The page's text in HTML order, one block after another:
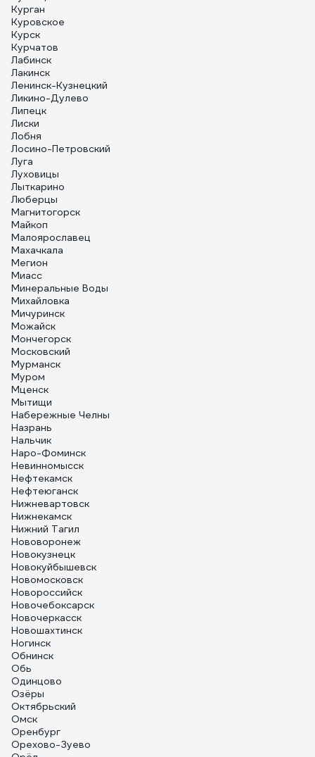
Курган
Куровское
Курск
Курчатов
Лабинск
Лакинск
Ленинск-Кузнецкий
Ликино-Дулево
Липецк
Лиски
Лобня
Лосино-Петровский
Луга
Луховицы
Лыткарино
Люберцы
Магнитогорск
Майкоп
Малоярославец
Махачкала
Мегион
Миасс
Минеральные Воды
Михайловка
Мичуринск
Можайск
Мончегорск
Московский
Мурманск
Муром
Мценск
Мытищи
Набережные Челны
Назрань
Нальчик
Наро-Фоминск
Невинномысск
Нефтекамск
Нефтеюганск
Нижневартовск
Нижнекамск
Нижний Тагил
Нововоронеж
Новокузнецк
Новокуйбышевск
Новомосковск
Новороссийск
Новочебоксарск
Новочеркасск
Новошахтинск
Ногинск
Обнинск
Обь
Одинцово
Озёры
Октябрьский
Омск
Оренбург
Орехово-Зуево